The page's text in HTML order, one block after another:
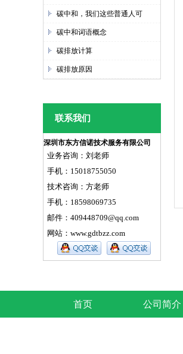
碳中和，我们这些普通人可
碳中和词语概念
碳排放计算
碳排放原因
联系我们
深圳市东方信诺技术服务有限公司
业务咨询：刘老师
手机：15018755050
技术咨询：方老师
手机：18598069735
邮件：409448709@qq.com
网站： www.gdtbzz.com
首页 公司简介